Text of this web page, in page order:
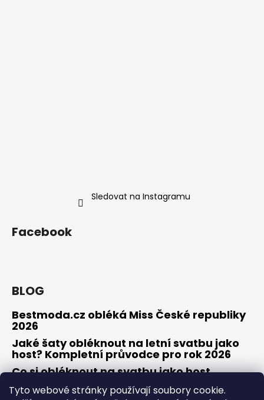
Tyto webové stránky používají soubory cookie.
Sledovat na Instagramu
Facebook
BLOG
Bestmoda.cz obléká Miss České republiky
2026
Jaké šaty obléknout na letní svatbu jako
host? Kompletní průvodce pro rok 2026
Co si obléknout na svatbu jako host